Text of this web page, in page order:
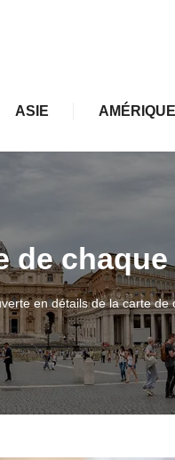
ASIE AMÉRIQUE
de
en détails de la carte de